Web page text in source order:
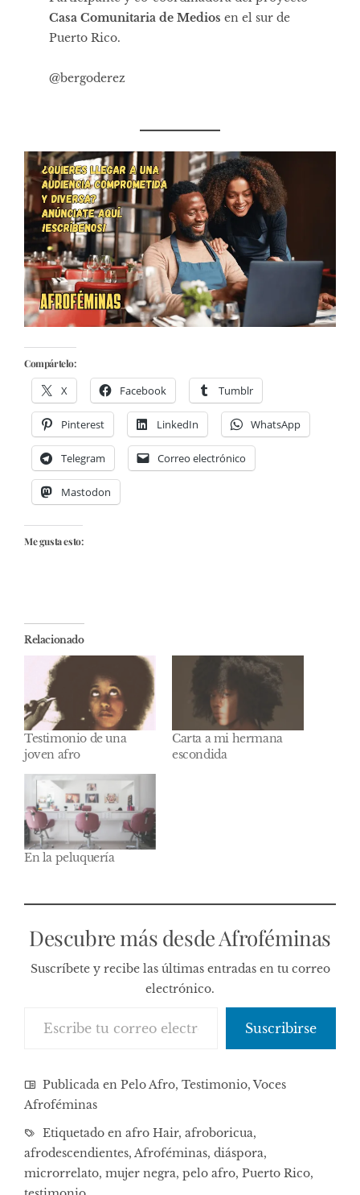
Casa Comunitaria de Medios en el sur de
Puerto Rico.
@bergoderez
Compártelo:
X Facebook Tumblr
Pinterest LinkedIn WhatsApp
Telegram Correo electrónico
Mastodon
Me gusta esto:
Relacionado
Testimonio de una
joven afro
Carta a mi hermana
escondida
En la peluquería
Descubre más desde Afroféminas
Suscríbete y recibe las últimas entradas en tu correo
electrónico.
Suscribirse
Publicada en Pelo Afro, Testimonio,Voces
Afroféminas
Etiquetado en afro Hair, afroboricua,
afrodescendientes, Afroféminas, diáspora,
microrrelato, mujer negra, pelo afro, Puerto Rico,